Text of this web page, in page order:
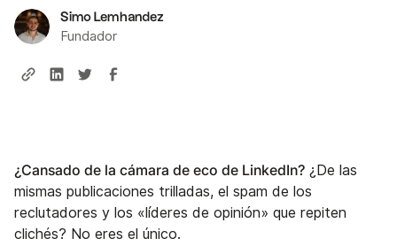
Simo Lemhandez
Fundador
¿Cansado de la cámara de eco de LinkedIn? ¿De las
mismas publicaciones trilladas, el spam de los
reclutadores y los «líderes de opinión» que repiten
clichés? No eres el único.